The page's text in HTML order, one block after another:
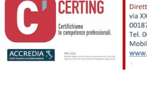
nota con...
Avvio procedimento di revisione Albo
Tribunale di Nola
Con nota Prot. n.7385 del 24.07.2026 il Tribunale di
l’avvio...